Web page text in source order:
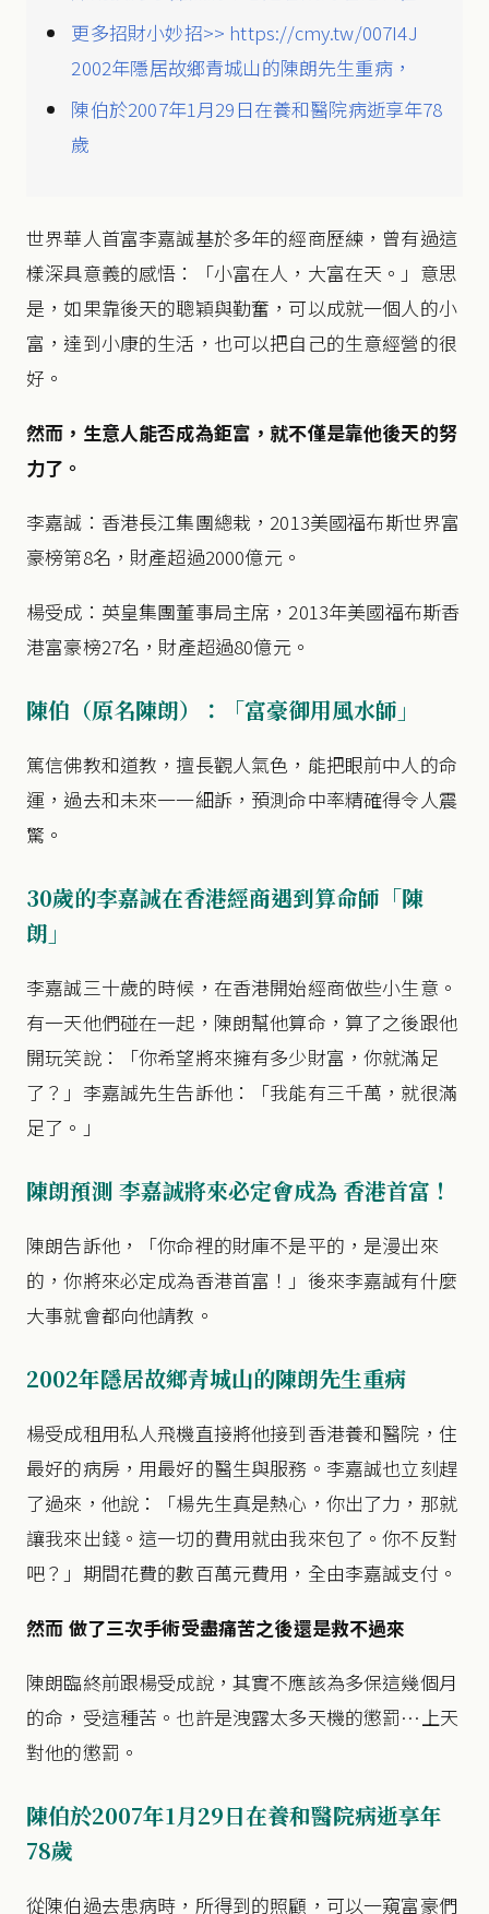
更多招財小妙招>> https://cmy.tw/007I4J
2002年隱居故鄉青城山的陳朗先生重病，
陳伯於2007年1月29日在養和醫院病逝享年78
歲
世界華人首富李嘉誠基於多年的經商歷練，曾有過這
樣深具意義的感悟：「小富在人，大富在天。」意思
是，如果靠後天的聰穎與勤奮，可以成就一個人的小
富，達到小康的生活，也可以把自己的生意經營的很
好。
然而，生意人能否成為鉅富，就不僅是靠他後天的努
力了。
李嘉誠：香港長江集團總栽，2013美國福布斯世界富
豪榜第8名，財產超過2000億元。
楊受成：英皇集團董事局主席，2013年美國福布斯香
港富豪榜27名，財產超過80億元。
陳伯（原名陳朗）：「富豪御用風水師」
篤信佛教和道教，擅長觀人氣色，能把眼前中人的命
運，過去和未來一一細訴，預測命中率精確得令人震
驚。
30歲的李嘉誠在香港經商遇到算命師「陳
朗」
李嘉誠三十歲的時候，在香港開始經商做些小生意。
有一天他們碰在一起，陳朗幫他算命，算了之後跟他
開玩笑說：「你希望將來擁有多少財富，你就滿足
了？」李嘉誠先生告訴他：「我能有三千萬，就很滿
足了。」
陳朗預測 李嘉誠將來必定會成為 香港首富！
陳朗告訴他，「你命裡的財庫不是平的，是漫出來
的，你將來必定成為香港首富！」後來李嘉誠有什麼
大事就會都向他請教。
2002年隱居故鄉青城山的陳朗先生重病
楊受成租用私人飛機直接將他接到香港養和醫院，住
最好的病房，用最好的醫生與服務。李嘉誠也立刻趕
了過來，他說：「楊先生真是熱心，你出了力，那就
讓我來出錢。這一切的費用就由我來包了。你不反對
吧？」期間花費的數百萬元費用，全由李嘉誠支付。
然而 做了三次手術受盡痛苦之後還是救不過來
陳朗臨終前跟楊受成說，其實不應該為多保這幾個月
的命，受這種苦。也許是洩露太多天機的懲罰…上天
對他的懲罰。
陳伯於2007年1月29日在養和醫院病逝享年
78歲
從陳伯過去患病時，所得到的照顧，可以一窺富豪們